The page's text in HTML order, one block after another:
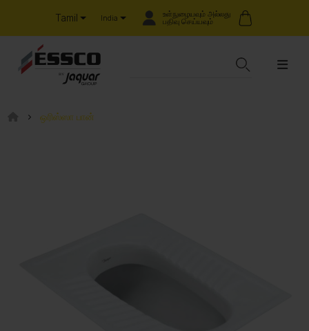
Tamil India உள்நுழையவும் அல்லது
பதிவு செய்யவும்
ஒரிஸ்ஸா பான்